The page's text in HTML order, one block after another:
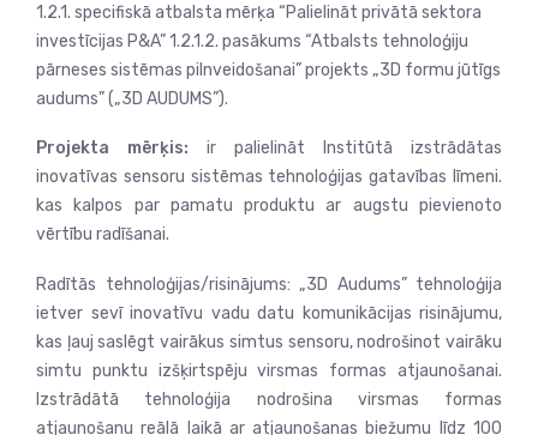
1.2.1. specifiskā atbalsta mērķa “Palielināt privātā sektora
investīcijas P&A” 1.2.1.2. pasākums “Atbalsts tehnoloģiju
pārneses sistēmas pilnveidošanai” projekts „3D formu jūtīgs
audums” („3D AUDUMS”).
Projekta mērķis: ir palielināt Institūtā izstrādātas
inovatīvas sensoru sistēmas tehnoloģijas gatavības līmeni.
kas kalpos par pamatu produktu ar augstu pievienoto
vērtību radīšanai.
Radītās tehnoloģijas/risinājums: „3D Audums” tehnoloģija
ietver sevī inovatīvu vadu datu komunikācijas risinājumu,
kas ļauj saslēgt vairākus simtus sensoru, nodrošinot vairāku
simtu punktu izšķirtspēju virsmas formas atjaunošanai.
Izstrādātā tehnoloģija nodrošina virsmas formas
atjaunošanu reālā laikā ar atjaunošanas biežumu līdz 100